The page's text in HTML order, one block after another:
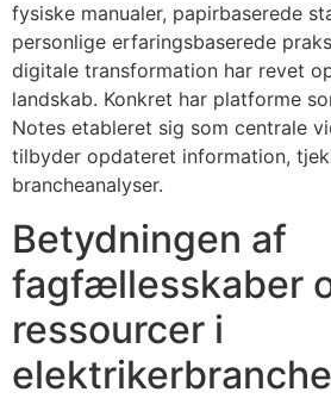
fysiske manualer, papirbaserede
personlige erfaringsbaserede
digitale transformation har revet
landskab. Konkret har platforme
Notes etableret sig som centrale
tilbyder opdateret information,
brancheanalyser.
Betydningen af
fagfællesskaber
ressourcer i